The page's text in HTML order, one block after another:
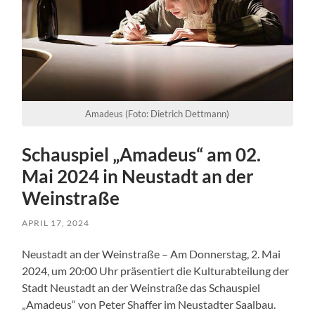
Amadeus (Foto: Dietrich Dettmann)
Schauspiel „Amadeus“ am 02.
Mai 2024 in Neustadt an der
Weinstraße
APRIL 17, 2024
Neustadt an der Weinstraße – Am Donnerstag, 2. Mai
2024, um 20:00 Uhr präsentiert die Kulturabteilung der
Stadt Neustadt an der Weinstraße das Schauspiel
„Amadeus“ von Peter Shaffer im Neustadter Saalbau.